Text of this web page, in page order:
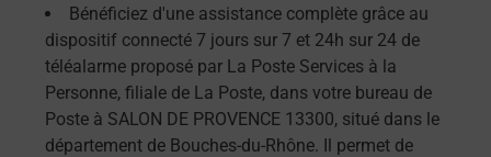
Bénéficiez d'une assistance complète grâce au
dispositif connecté 7 jours sur 7 et 24h sur 24 de
téléalarme proposé par La Poste Services à la
Personne, filiale de La Poste, dans votre bureau de
Poste à SALON DE PROVENCE 13300, situé dans le
département de Bouches-du-Rhône. Il permet de